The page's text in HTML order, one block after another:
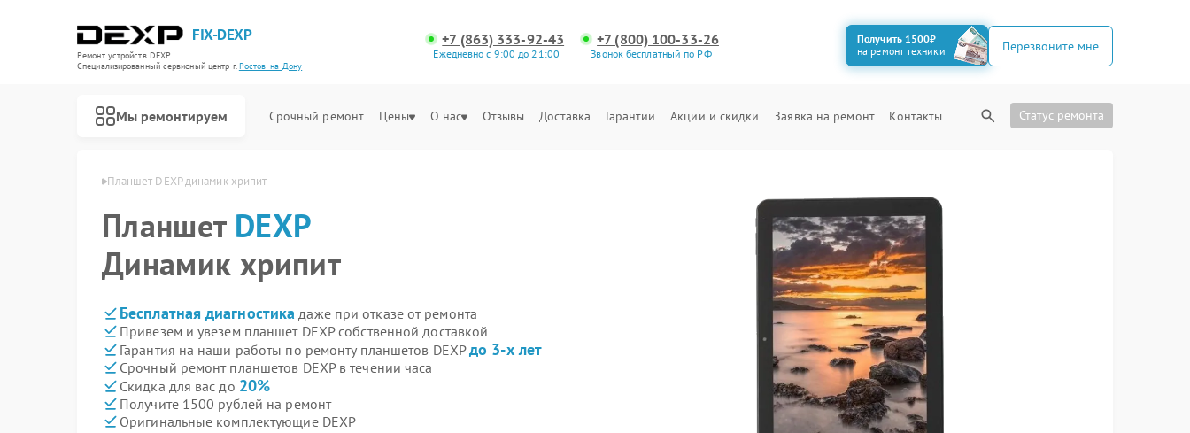
FIX-DEXP
Ремонт устройств DEXP
Специализированный cервисный центр г.Ростов-на-Дону
+7 (863) 333-92-43
Ежедневно с 9:00 до 21:00
+7 (800) 100-33-26
Звонок бесплатный по РФ
Получить 1500₽
на ремонт техники
Перезвоните мне
Мы ремонтируем Срочный ремонт Цены О нас Отзывы Доставка Гарантии Акции и скидки Заявка на ремонт Контакты Статус ремонта
Планшет DEXP динамик хрипит
Планшет DEXP
Динамик хрипит
Бесплатная диагностика даже при отказе от ремонта
Привезем и увезем планшет DEXP собственной доставкой
Гарантия на наши работы по ремонту планшетов DEXPдо 3-х лет
Срочный ремонт планшетов DEXP в течении часа
Скидка для вас до 20%
Получите 1500 рублей на ремонт
Оригинальные комплектующие DEXP